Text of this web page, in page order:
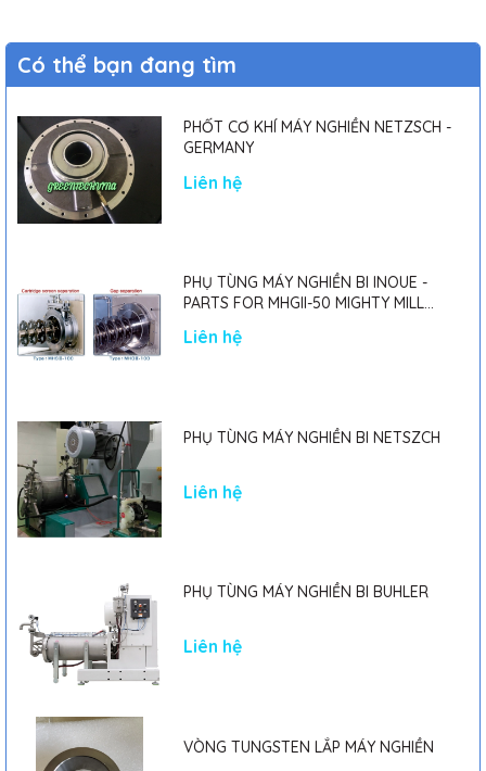
Có thể bạn đang tìm
PHỐT CƠ KHÍ MÁY NGHIỀN NETZSCH -
GERMANY
Liên hệ
PHỤ TÙNG MÁY NGHIỀN BI INOUE -
PARTS FOR MHGII-50 MIGHTY MILL
Liên hệ
PHỤ TÙNG MÁY NGHIỀN BI NETSZCH
Liên hệ
PHỤ TÙNG MÁY NGHIỀN BI BUHLER
Liên hệ
VÒNG TUNGSTEN LẮP MÁY NGHIỀN